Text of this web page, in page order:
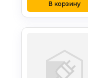
В корзину